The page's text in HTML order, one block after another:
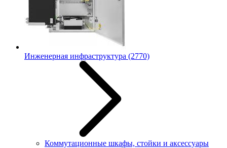
Инженерная инфраструктура (2770)
Коммутационные шкафы, стойки и аксессуары